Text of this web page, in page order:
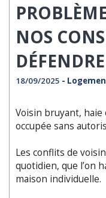
NOS
DÉFENDRE
18/09/2025 -
Voisin bruyant,
occupée sans
Les conflits de
quotidien, que l’on
maison individuelle.